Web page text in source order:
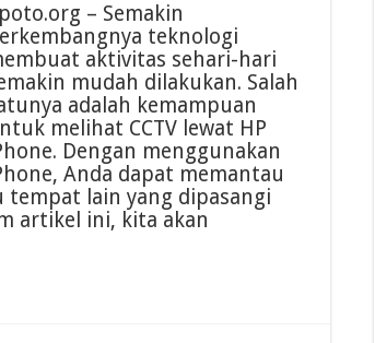
– Semakin
teknologi
aktivitas sehari-hari
mudah dilakukan. Salah
adalah kemampuan
melihat CCTV lewat HP
Dengan menggunakan
Anda dapat memantau
tempat lain yang dipasangi
artikel ini, kita akan